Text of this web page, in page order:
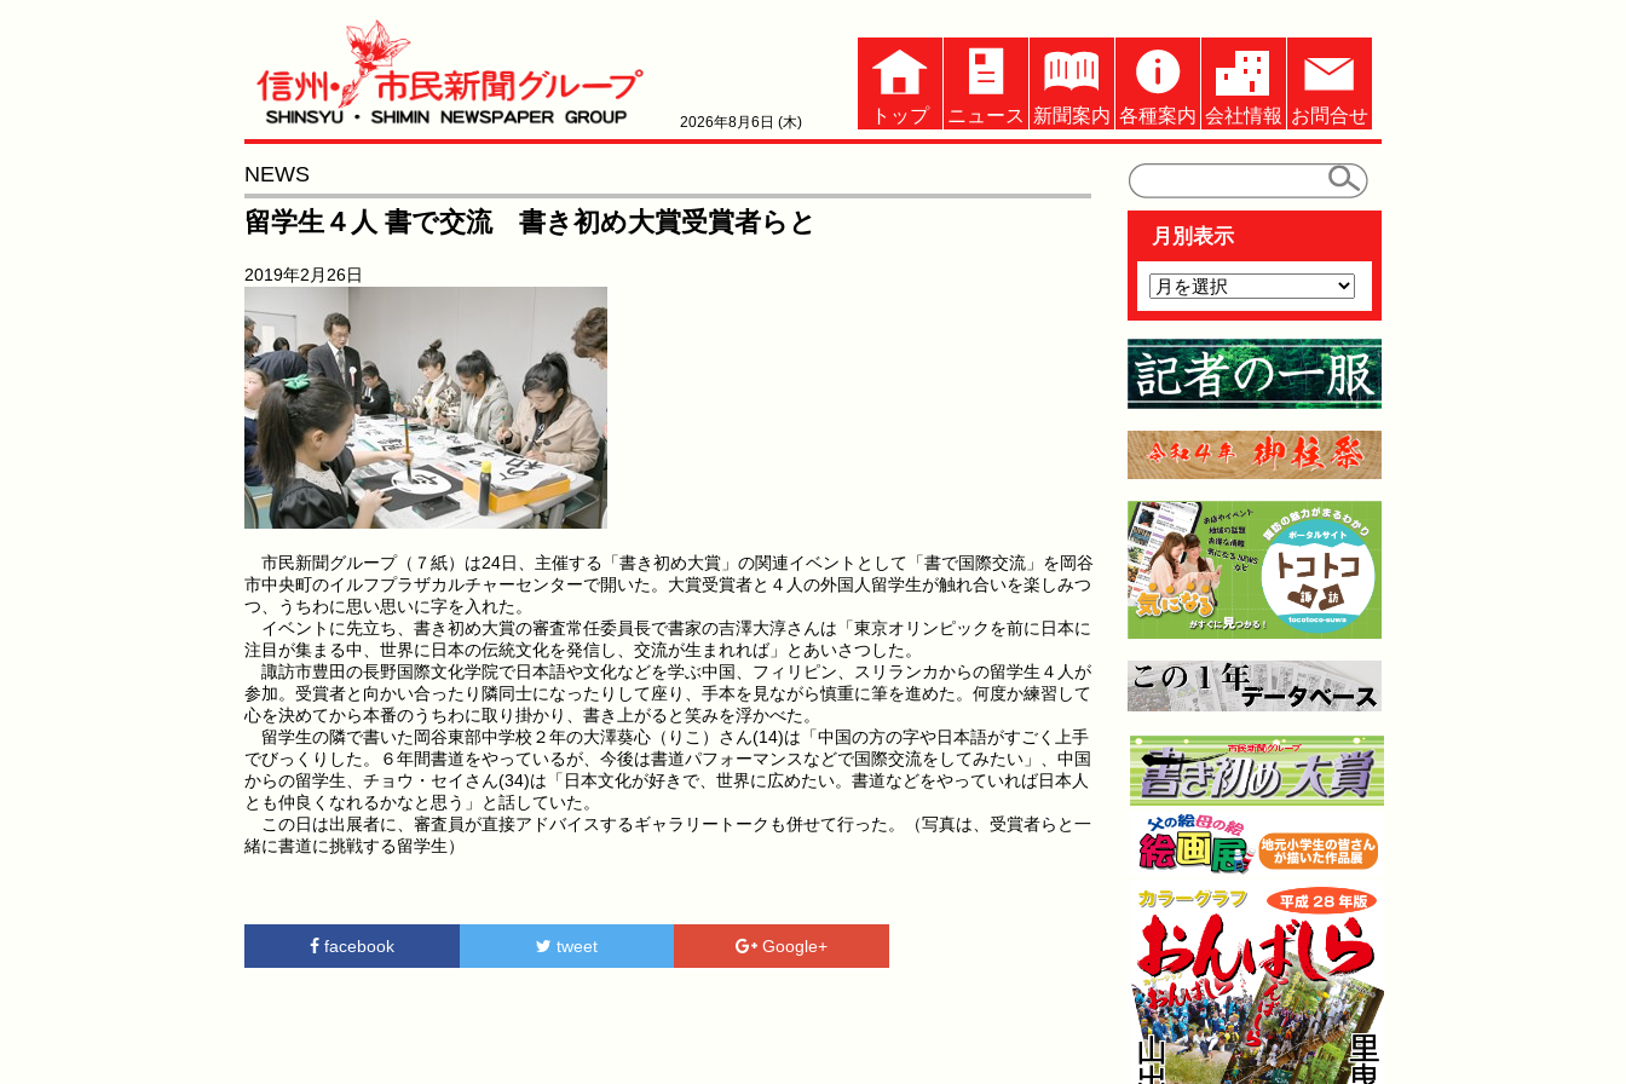
2026年8月6日 (木) トップ ニュース 新聞案内 各種案内 会社情報 お問合せ
NEWS
留学生４人 書で交流 書き初め大賞受賞者らと
2019年2月26日
市民新聞グループ（７紙）は24日、主催する「書き初め大賞」の関連イベントとして「書で国際交流」を岡谷
市中央町のイルフプラザカルチャーセンターで開いた。大賞受賞者と４人の外国人留学生が触れ合いを楽しみつ
つ、うちわに思い思いに字を入れた。
イベントに先立ち、書き初め大賞の審査常任委員長で書家の吉澤大淳さんは「東京オリンピックを前に日本に
注目が集まる中、世界に日本の伝統文化を発信し、交流が生まれれば」とあいさつした。
諏訪市豊田の長野国際文化学院で日本語や文化などを学ぶ中国、フィリピン、スリランカからの留学生４人が
参加。受賞者と向かい合ったり隣同士になったりして座り、手本を見ながら慎重に筆を進めた。何度か練習して
心を決めてから本番のうちわに取り掛かり、書き上がると笑みを浮かべた。
留学生の隣で書いた岡谷東部中学校２年の大澤葵心（りこ）さん(14)は「中国の方の字や日本語がすごく上手
でびっくりした。６年間書道をやっているが、今後は書道パフォーマンスなどで国際交流をしてみたい」、中国
からの留学生、チョウ・セイさん(34)は「日本文化が好きで、世界に広めたい。書道などをやっていれば日本人
とも仲良くなれるかなと思う」と話していた。
この日は出展者に、審査員が直接アドバイスするギャラリートークも併せて行った。（写真は、受賞者らと一
緒に書道に挑戦する留学生）
facebook tweet Google+
月別表示